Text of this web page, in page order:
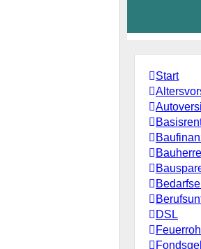
Start
DSL